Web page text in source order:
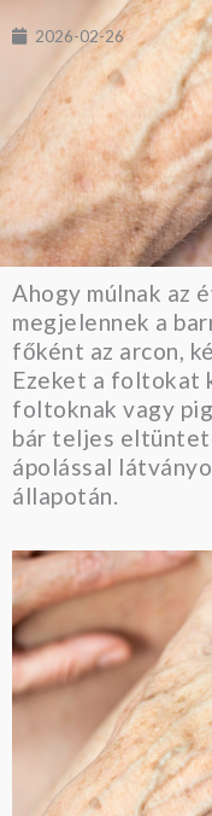
2026-02-26
Ahogy múlnak az
megjelennek a
főként az arcon,
Ezeket a foltokat
foltoknak vagy
bár teljes
ápolással
állapotán.